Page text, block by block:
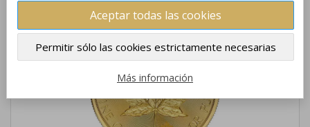
Aceptar todas las cookies
Permitir sólo las cookies estrictamente necesarias
Más información